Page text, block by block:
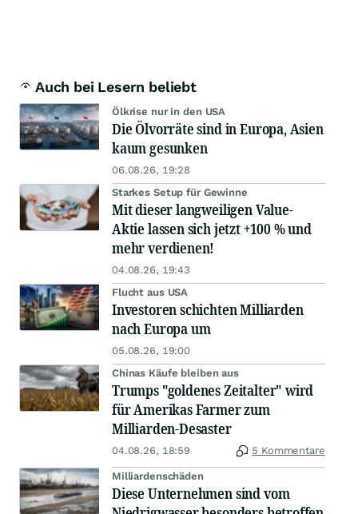
Auch bei Lesern beliebt
Ölkrise nur in den USA
Die Ölvorräte sind in Europa, Asien
kaum gesunken
06.08.26, 19:28
Starkes Setup für Gewinne
Mit dieser langweiligen Value-
Aktie lassen sich jetzt +100 % und
mehr verdienen!
04.08.26, 19:43
Flucht aus USA
Investoren schichten Milliarden
nach Europa um
05.08.26, 19:00
Chinas Käufe bleiben aus
Trumps "goldenes Zeitalter" wird
für Amerikas Farmer zum
Milliarden-Desaster
04.08.26, 18:59 5 Kommentare
Milliardenschäden
Diese Unternehmen sind vom